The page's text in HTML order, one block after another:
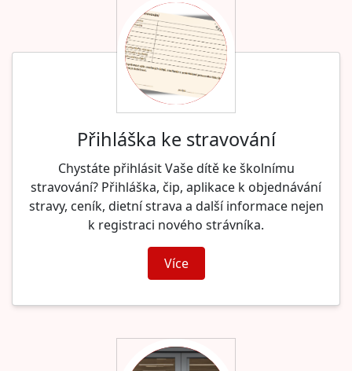
Přihláška ke stravování
Chystáte přihlásit Vaše dítě ke školnímu
stravování? Přihláška, čip, aplikace k objednávání
stravy, ceník, dietní strava a další informace nejen
k registraci nového strávníka.
Více